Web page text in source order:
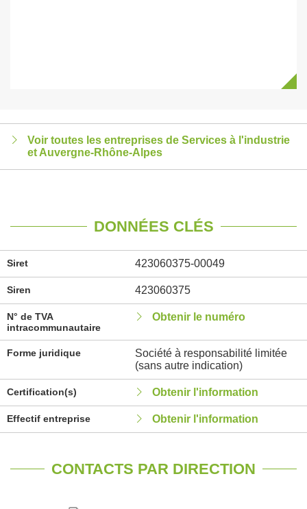
Voir toutes les entreprises de Services à l'industrie
et Auvergne-Rhône-Alpes
DONNÉES CLÉS
Siret 423060375-00049
Siren 423060375
N° de TVA
intracommunautaire
Obtenir le numéro
Forme juridique
Société à responsabilité limitée
(sans autre indication)
Certification(s) Obtenir l'information
Effectif entreprise Obtenir l'information
CONTACTS PAR DIRECTION